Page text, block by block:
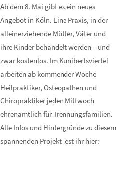
Ab dem 8. Mai gibt es ein neues
Angebot in Köln. Eine Praxis, in der
alleinerziehende Mütter, Väter und
ihre Kinder behandelt werden – und
zwar kostenlos. Im Kunibertsviertel
arbeiten ab kommender Woche
Heilpraktiker, Osteopathen und
Chiropraktiker jeden Mittwoch
ehrenamtlich für Trennungsfamilien.
Alle Infos und Hintergründe zu diesem
spannenden Projekt lest ihr hier: